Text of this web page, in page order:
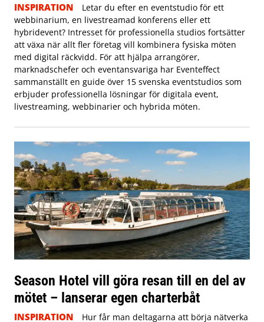
INSPIRATION
Letar du efter en eventstudio för ett
webbinarium, en livestreamad konferens eller ett
hybridevent? Intresset för professionella studios fortsätter
att växa när allt fler företag vill kombinera fysiska möten
med digital räckvidd. För att hjälpa arrangörer,
marknadschefer och eventansvariga har Eventeffect
sammanställt en guide över 15 svenska eventstudios som
erbjuder professionella lösningar för digitala event,
livestreaming, webbinarier och hybrida möten.
Season Hotel vill göra resan till en del av
mötet – lanserar egen charterbåt
INSPIRATION Hur får man deltagarna att börja nätverka